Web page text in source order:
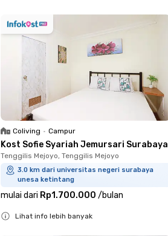
Coliving • Campur
Kost Sofie Syariah Jemursari Surabaya
Tenggilis Mejoyo, Tenggilis Mejoyo
3.0 km dari universitas negeri surabaya
unesa ketintang
mulai dari Rp1.700.000 /bulan
Lihat info lebih banyak